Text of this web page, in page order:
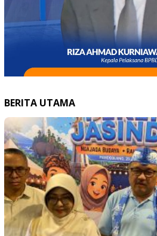
BERITA UTAMA